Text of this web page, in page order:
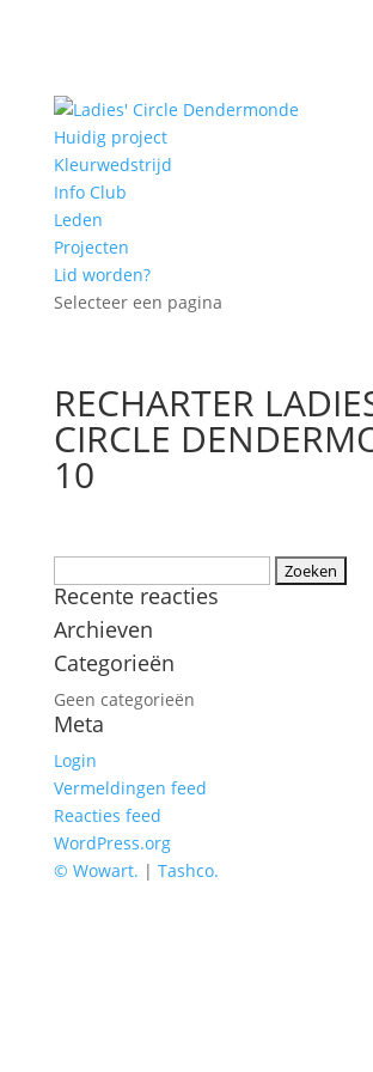
Huidig project
Kleurwedstrijd
Info Club
Leden
Projecten
Lid worden?
Selecteer een pagina
RECHARTER
CIRCLE
10
naar:
Recente reacties
Archieven
Categorieën
Geen categorieën
Meta
Login
Vermeldingen feed
Reacties feed
WordPress.org
© Wowart. | Tashco.